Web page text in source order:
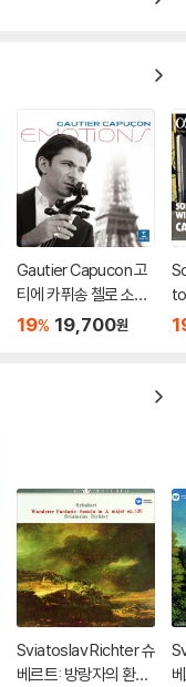
Gautier Capucon 고
티에 카퓌송 첼로 소품
집 (Emotions)
19% 19,700원
Sviatoslav Richter 슈
베르트: 방랑자의 환상